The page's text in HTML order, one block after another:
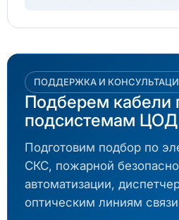
ПОДДЕРЖКА И
Подберем кабели
подсистемам ЦОД
Подготовим подбор по
СКС, пожарной
автоматизации,
оптическим линиям